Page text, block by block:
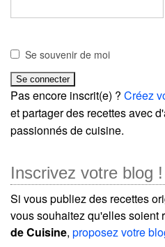
Se souvenir de moi
Pas encore inscrit(e) ? Créez
et partager des recettes avec
passionnés de cuisine.
Inscrivez votre blog !
Si vous publiez des recettes
vous souhaitez qu'elles soient
de Cuisine, proposez votre